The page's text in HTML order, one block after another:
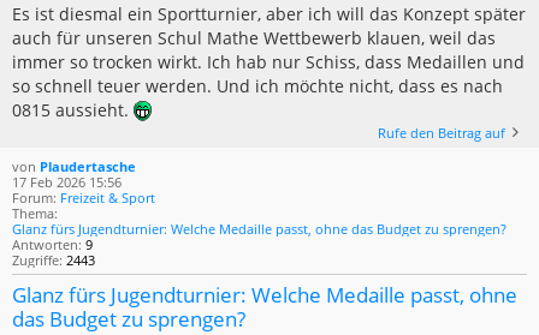
Es ist diesmal ein Sportturnier, aber ich will das Konzept später
auch für unseren Schul Mathe Wettbewerb klauen, weil das
immer so trocken wirkt. Ich hab nur Schiss, dass Medaillen und
so schnell teuer werden. Und ich möchte nicht, dass es nach
0815 aussieht.
Rufe den Beitrag auf
von Plaudertasche
17 Feb 2026 15:56
Forum: Freizeit & Sport
Thema:
Glanz fürs Jugendturnier: Welche Medaille passt, ohne das Budget zu sprengen?
Antworten: 9
Zugriffe: 2443
Glanz fürs Jugendturnier: Welche Medaille passt, ohne
das Budget zu sprengen?